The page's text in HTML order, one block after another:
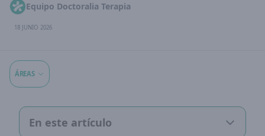
Equipo Doctoralia Terapia
18 JUNIO 2026
ÁREAS
En este artículo